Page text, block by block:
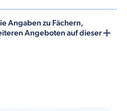
Angaben zu Fächern,
Angeboten auf dieser